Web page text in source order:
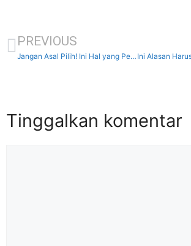
PREVIOUS
Jangan Asal Pilih! Ini Hal yang Perlu Diperhatikan Sebelum Pasang CCTV
Tinggalkan komentar